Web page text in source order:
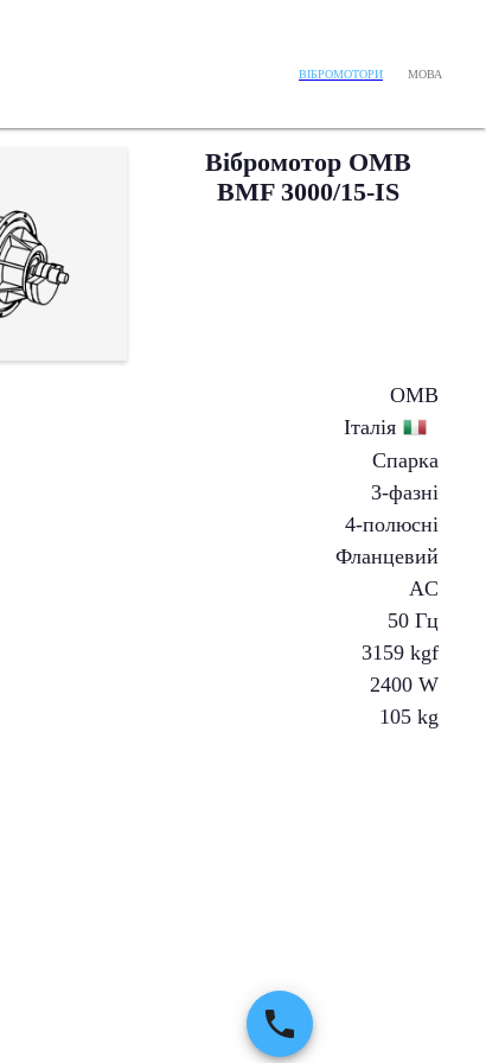
ВІБРОМОТОРИ МОВА
Вібромотор OMB
BMF 3000/15-IS
OMB
Італія
Спарка
3-фазні
4-полюсні
Фланцевий
AC
50 Гц
3159 kgf
2400 W
105 kg